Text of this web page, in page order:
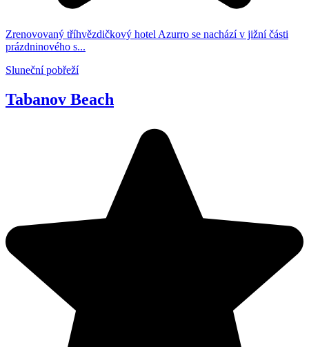
Zrenovovaný tříhvězdičkový hotel Azurro se nachází v jižní části
prázdninového s...
Sluneční pobřeží
Tabanov Beach